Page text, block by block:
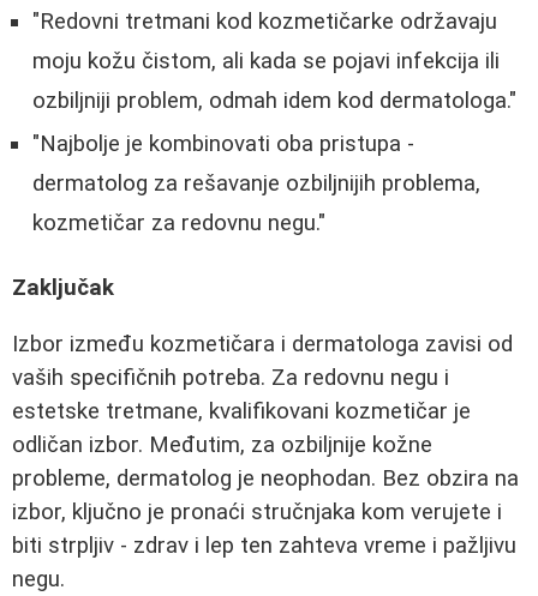
"Redovni tretmani kod kozmetičarke održavaju
moju kožu čistom, ali kada se pojavi infekcija ili
ozbiljniji problem, odmah idem kod dermatologa."
"Najbolje je kombinovati oba pristupa -
dermatolog za rešavanje ozbiljnijih problema,
kozmetičar za redovnu negu."
Zaključak
Izbor između kozmetičara i dermatologa zavisi od
vaših specifičnih potreba. Za redovnu negu i
estetske tretmane, kvalifikovani kozmetičar je
odličan izbor. Međutim, za ozbiljnije kožne
probleme, dermatolog je neophodan. Bez obzira na
izbor, ključno je pronaći stručnjaka kom verujete i
biti strpljiv - zdrav i lep ten zahteva vreme i pažljivu
negu.